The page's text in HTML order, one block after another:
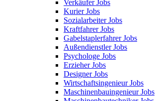
Verkäufer Jobs
Kurier Jobs
Sozialarbeiter Jobs
Kraftfahrer Jobs
Gabelstaplerfahrer Jobs
Außendienstler Jobs
Psychologe Jobs
Erzieher Jobs
Designer Jobs
Wirtschaftsingenieur Jobs
Maschinenbauingenieur Jobs